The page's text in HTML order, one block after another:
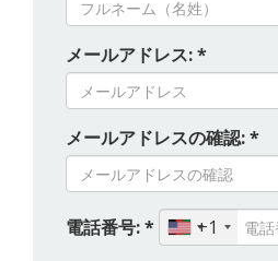
メールアドレス: *
メールアドレスの確認: *
電話番号: *
+1